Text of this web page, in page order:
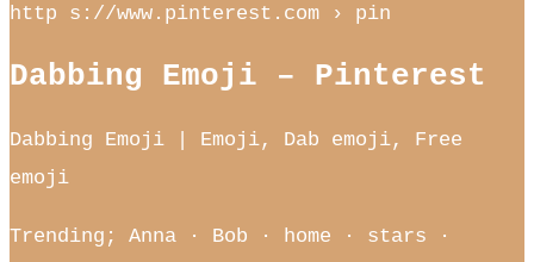
http s://www.pinterest.com › pin
Dabbing Emoji – Pinterest
Dabbing Emoji | Emoji, Dab emoji, Free
emoji
Trending; Anna · Bob · home · stars ·